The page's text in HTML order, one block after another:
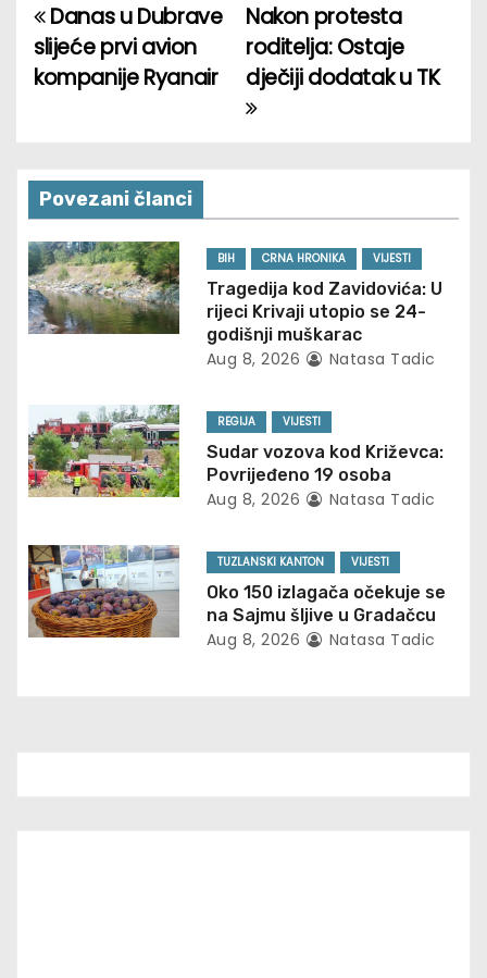
P
o
n
a
v
i
a
t
o
n
Nakon protesta
roditelja: Ostaje
dječiji dodatak u TK
Danas u Dubrave
slijeće prvi avion
kompanije Ryanair
Povezani članci
BIH CRNA HRONIKA VIJESTI
Tragedija kod Zavidovića: U
rijeci Krivaji utopio se 24-
godišnji muškarac
Aug 8, 2026 Natasa Tadic
REGIJA VIJESTI
Sudar vozova kod Križevca:
Povrijeđeno 19 osoba
Aug 8, 2026 Natasa Tadic
TUZLANSKI KANTON VIJESTI
Oko 150 izlagača očekuje se
na Sajmu šljive u Gradačcu
Aug 8, 2026 Natasa Tadic